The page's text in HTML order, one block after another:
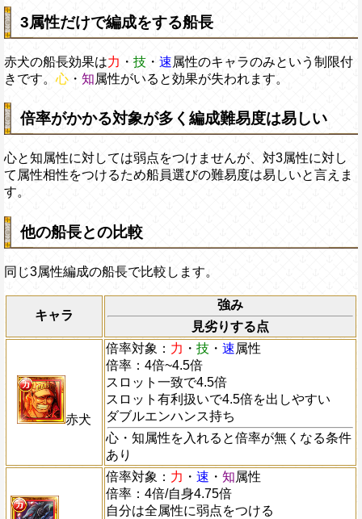
3属性だけで編成をする船長
赤犬の船長効果は力 ・ 技 ・ 速属性のキャラのみという制限付
きです。心 ・ 知属性がいると効果が失われます。
倍率がかかる対象が多く編成難易度は易しい
心と知属性に対しては弱点をつけませんが、対3属性に対し
て属性相性をつけるため船員選びの難易度は易しいと言えま
す。
他の船長との比較
同じ3属性編成の船長で比較します。
キャラ
強み
見劣りする点
赤犬
倍率対象： 力 ・ 技 ・ 速属性
倍率：4倍~4.5倍
スロット一致で4.5倍
スロット有利扱いで4.5倍を出しやすい
ダブルエンハンス持ち
心・知属性を入れると倍率が無くなる条件
あり
倍率対象： 力 ・ 速 ・ 知属性
倍率：4倍/自身4.75倍
自分は全属性に弱点をつける